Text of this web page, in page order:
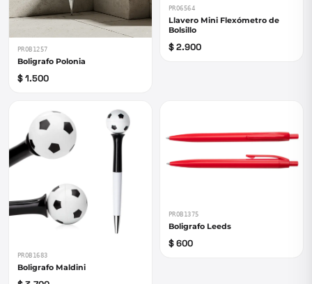
PROB1257
Boligrafo Polonia
$ 1.500
PRO6564
Llavero Mini Flexómetro de
Bolsillo
$ 2.900
PROB1683
Boligrafo Maldini
PROB1375
Boligrafo Leeds
$ 600